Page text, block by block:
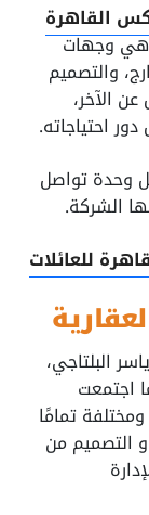
القاهرة
وجهات
والتصميم
الآخر،
احتياجاته.
وحدة تواصل
الشركة.
للعائلات
البلتاجي،
اجتمعت
تمامًا
التصميم من